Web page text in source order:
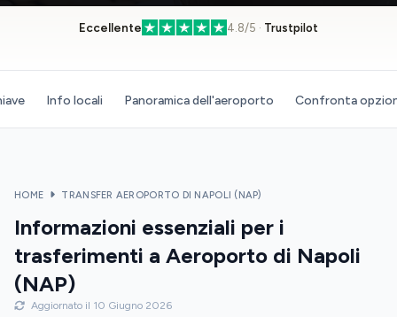
Eccellente 4.8/5 · Trustpilot
Info locali Panoramica dell'aeroporto Confronta
HOME TRANSFER AEROPORTO DI NAPOLI (NAP)
Informazioni essenziali per i
trasferimenti a Aeroporto di Napoli
(NAP)
Aggiornato il 10 Giugno 2026